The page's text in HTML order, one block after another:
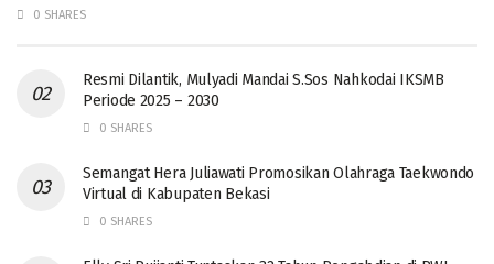
0 SHARES
Resmi Dilantik, Mulyadi Mandai S.Sos Nahkodai IKSMB
Periode 2025 – 2030
0 SHARES
Semangat Hera Juliawati Promosikan Olahraga Taekwondo
Virtual di Kabupaten Bekasi
0 SHARES